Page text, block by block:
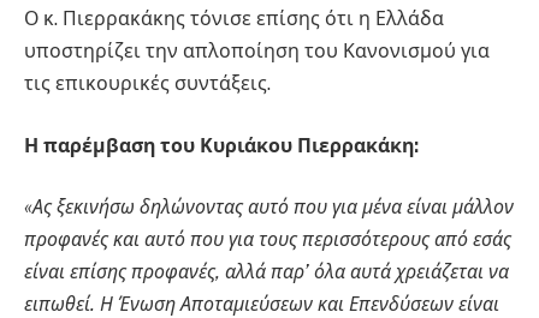
Ο κ. Πιερρακάκης τόνισε επίσης ότι η Ελλάδα
υποστηρίζει την απλοποίηση του Κανονισμού για
τις επικουρικές συντάξεις.
Η παρέμβαση του Κυριάκου Πιερρακάκη:
«Ας ξεκινήσω δηλώνοντας αυτό που για μένα είναι μάλλον
προφανές και αυτό που για τους περισσότερους από εσάς
είναι επίσης προφανές, αλλά παρ’ όλα αυτά χρειάζεται να
ειπωθεί. Η Ένωση Αποταμιεύσεων και Επενδύσεων είναι